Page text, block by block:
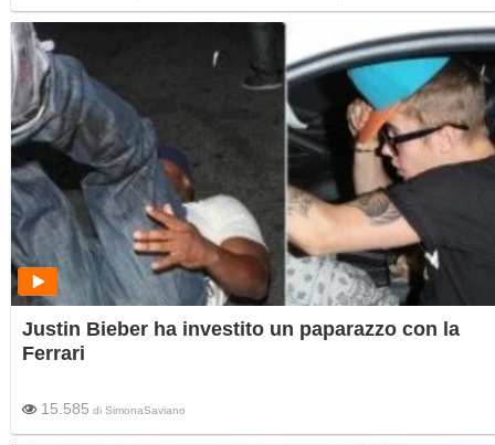
immenso".
Justin Bieber ha investito un paparazzo con la
Ferrari
15.585 di SimonaSaviano